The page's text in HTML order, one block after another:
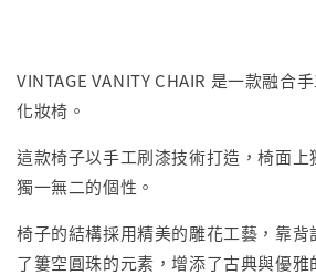
VINTAGE VANITY CHAIR 是一款融合
化妝椅。
這款椅子以手工刷漆技術打造，椅面
獨一無二的個性。
椅子的結構採用精美的雕花工藝，靠
了簍空圓珠的元素，增添了古典與優雅